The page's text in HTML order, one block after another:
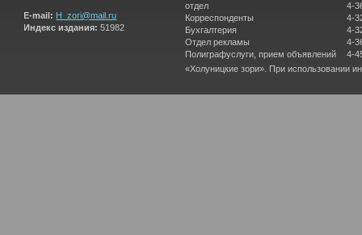
E-mail: H_zori@mail.ru
Индекс издания: 51982
отдел
Корреспонденты
Бухгалтерия
Отдел рекламы
Полиграфуслуги, прием объявлений
4-
4-
4-
4-
4-
«Холуницкие зори». При использовании